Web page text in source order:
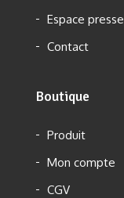
Espace presse
Contact
Boutique
Produit
Mon compte
CGV